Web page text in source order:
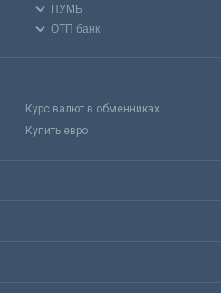
ПУМБ
ОТП банк
Курс валют в обменниках
Купить евро